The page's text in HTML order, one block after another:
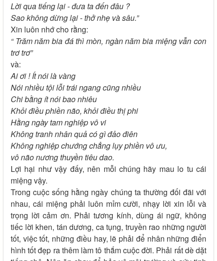
Lời qua tiếng lại - đưa ta đến đâu ?
Sao không dừng lại - thở nhẹ và sâu.”
Xin luôn nhớ cho rằng:
“ Trăm năm bia đá thì mòn, ngàn năm bia miệng vẫn con
trơ trơ”
và:
Ai ơi ! Ít nói là vàng
Nói nhiều tội lỗi trái ngang cũng nhiều
Chi bằng ít nói bao nhiêu
Khỏi điều phiền não, khỏi điều thị phi
Hằng ngày tam nghiệp vô vi
Không tranh nhân quả có gì đảo điên
Không nghiệp chướng chẳng lụy phiền vô ưu,
vô não nương thuyền tiêu dao.
Lợi hại như vậy đấy, nên mỗi chúng hãy mau lo tu cái
miệng vậy.
Trong cuộc sống hằng ngày chúng ta thường đối đãi với
nhau, cái miệng phải luôn mỉm cười, nhạy lời xin lỗi và
trọng lời cảm ơn. Phải tương kính, dùng ái ngữ, không
tiếc lời khen, tán dương, ca tụng, truyền rao những người
tốt, việc tốt, những điều hay, lẽ phải để nhân những điển
hình tốt đẹp ra thêm làm tô thắm cuộc đời. Phải rất dè dặt